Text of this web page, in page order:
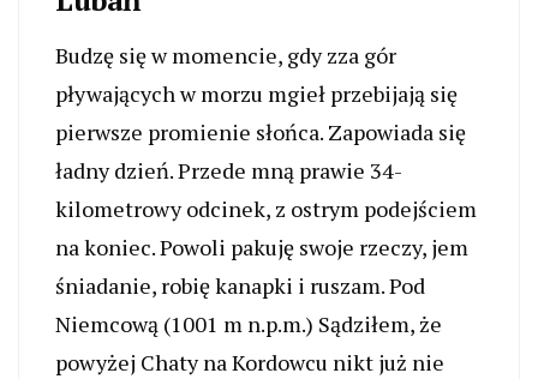
Budzę się w momencie, gdy zza gór
pływających w morzu mgieł przebijają się
pierwsze promienie słońca. Zapowiada się
ładny dzień. Przede mną prawie 34-
kilometrowy odcinek, z ostrym podejściem
na koniec. Powoli pakuję swoje rzeczy, jem
śniadanie, robię kanapki i ruszam. Pod
Niemcową (1001 m n.p.m.) Sądziłem, że
powyżej Chaty na Kordowcu nikt już nie